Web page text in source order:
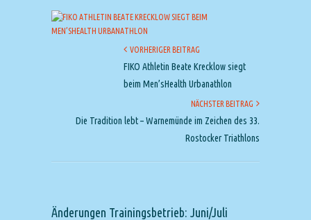
VORHERIGER BEITRAG
FIKO Athletin Beate Krecklow siegt
beim Men’sHealth Urbanathlon
NÄCHSTER BEITRAG
Die Tradition lebt – Warnemünde im Zeichen des 33.
Rostocker Triathlons
Änderungen Trainingsbetrieb: Juni/Juli